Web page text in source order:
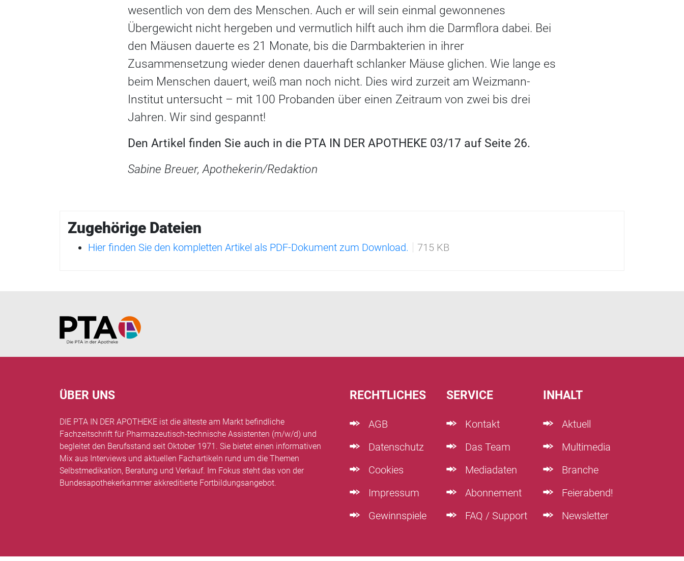
wesentlich von dem des Menschen. Auch er will sein einmal gewonnenes
Übergewicht nicht hergeben und vermutlich hilft auch ihm die Darmflora dabei. Bei
den Mäusen dauerte es 21 Monate, bis die Darmbakterien in ihrer
Zusammensetzung wieder denen dauerhaft schlanker Mäuse glichen. Wie lange es
beim Menschen dauert, weiß man noch nicht. Dies wird zurzeit am Weizmann-
Institut untersucht – mit 100 Probanden über einen Zeitraum von zwei bis drei
Jahren. Wir sind gespannt!
Den Artikel finden Sie auch in die PTA IN DER APOTHEKE 03/17 auf Seite 26.
Sabine Breuer, Apothekerin/Redaktion
Zugehörige Dateien
Hier finden Sie den kompletten Artikel als PDF-Dokument zum Download. 715 KB
Home
ÜBER UNS
DIE PTA IN DER APOTHEKE ist die älteste am Markt befindliche
Fachzeitschrift für Pharmazeutisch-technische Assistenten (m/w/d) und
begleitet den Berufsstand seit Oktober 1971. Sie bietet einen informativen
Mix aus Interviews und aktuellen Fachartikeln rund um die Themen
Selbstmedikation, Beratung und Verkauf. Im Fokus steht das von der
Bundesapothekerkammer akkreditierte Fortbildungsangebot.
RECHTLICHES
AGB
Datenschutz
Cookies
Impressum
Gewinnspiele
SERVICE
Kontakt
Das Team
Mediadaten
Abonnement
FAQ / Support
INHALT
Aktuell
Multimedia
Branche
Feierabend!
Newsletter